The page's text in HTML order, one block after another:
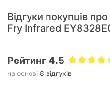
циркуляції гарячого
рум’яна скоринка,
майже без
Відгуки покупців
Fry Infrared
Рейтинг 4.5
на основі 8 відгуків